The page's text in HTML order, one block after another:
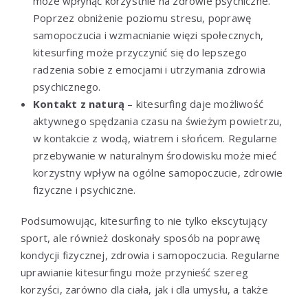
Poprzez obniżenie poziomu stresu, poprawę
samopoczucia i wzmacnianie więzi społecznych,
kitesurfing może przyczynić się do lepszego
radzenia sobie z emocjami i utrzymania zdrowia
psychicznego.
Kontakt z naturą – kitesurfing daje możliwość
aktywnego spędzania czasu na świeżym powietrzu,
w kontakcie z wodą, wiatrem i słońcem. Regularne
przebywanie w naturalnym środowisku może mieć
korzystny wpływ na ogólne samopoczucie, zdrowie
fizyczne i psychiczne.
Podsumowując, kitesurfing to nie tylko ekscytujący
sport, ale również doskonały sposób na poprawę
kondycji fizycznej, zdrowia i samopoczucia. Regularne
uprawianie kitesurfingu może przynieść szereg
korzyści, zarówno dla ciała, jak i dla umysłu, a także